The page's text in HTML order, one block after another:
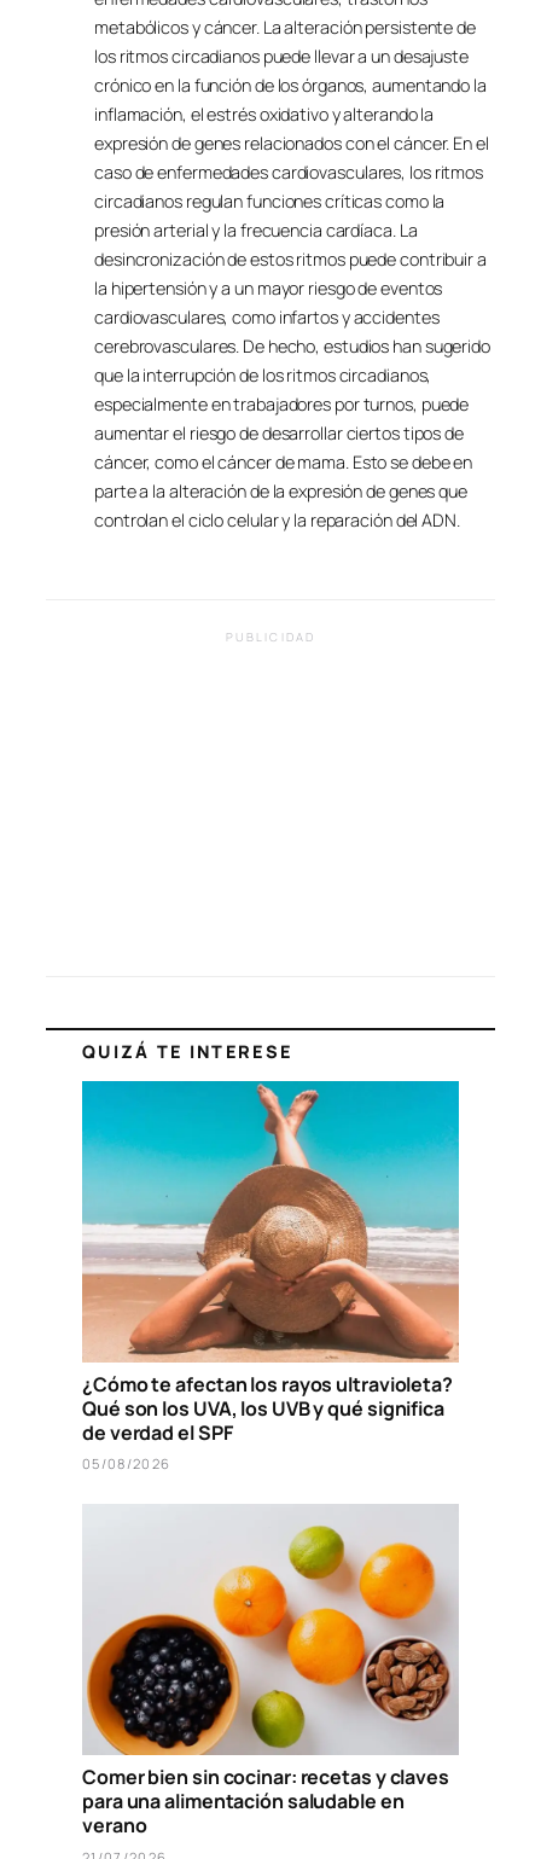
metabólicos y cáncer. La alteración persistente de
los ritmos circadianos puede llevar a un desajuste
crónico en la función de los órganos, aumentando la
inflamación, el estrés oxidativo y alterando la
expresión de genes relacionados con el cáncer. En el
caso de enfermedades cardiovasculares, los ritmos
circadianos regulan funciones críticas como la
presión arterial y la frecuencia cardíaca. La
desincronización de estos ritmos puede contribuir a
la hipertensión y a un mayor riesgo de eventos
cardiovasculares, como infartos y accidentes
cerebrovasculares. De hecho, estudios han sugerido
que la interrupción de los ritmos circadianos,
especialmente en trabajadores por turnos, puede
aumentar el riesgo de desarrollar ciertos tipos de
cáncer, como el cáncer de mama. Esto se debe en
parte a la alteración de la expresión de genes que
controlan el ciclo celular y la reparación del ADN.
PUBLICIDAD
QUIZÁ TE INTERESE
¿Cómo te afectan los rayos ultravioleta?
Qué son los UVA, los UVB y qué significa
de verdad el SPF
05/08/2026
Comer bien sin cocinar: recetas y claves
para una alimentación saludable en
verano